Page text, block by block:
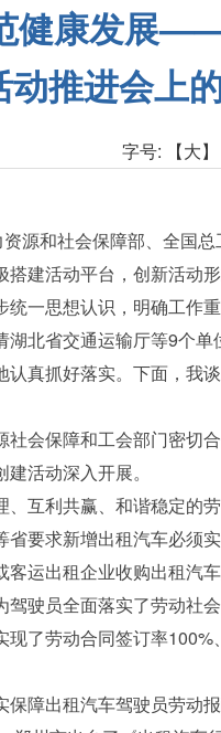
健康发展
推进会上
字号: 【大】
源和社会保障部、全国
建活动平台，创新活动
一思想认识，明确工作
北省交通运输厅等9个单
真抓好落实。下面，我谈
会保障和工会部门密切
活动深入开展。
互利共赢、和谐稳定的
要求新增出租汽车必须
运出租企业收购出租汽
驶员全面落实了劳动社
了劳动合同签订率100%
障出租汽车驾驶员劳动